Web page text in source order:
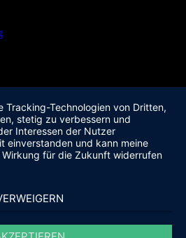
Tracking-Technologien von Dritten,
stetig zu verbessern und
Interessen der Nutzer
einverstanden und kann meine
für die Zukunft widerrufen